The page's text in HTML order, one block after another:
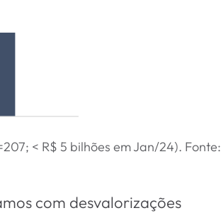
< R$ 5 bilhões em Jan/24). Fonte:
com desvalorizações